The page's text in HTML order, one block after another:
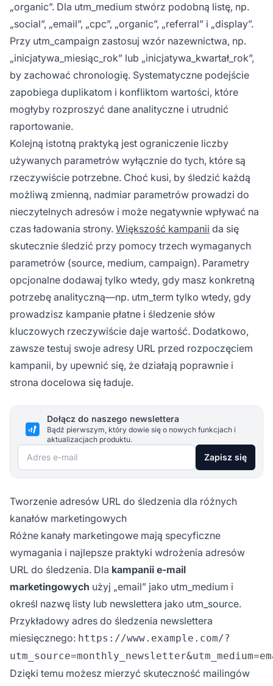
„organic”. Dla utm_medium stwórz podobną listę, np.
„social”, „email”, „cpc”, „organic”, „referral” i „display”.
Przy utm_campaign zastosuj wzór nazewnictwa, np.
„inicjatywa_miesiąc_rok” lub „inicjatywa_kwartał_rok”,
by zachować chronologię. Systematyczne podejście
zapobiega duplikatom i konfliktom wartości, które
mogłyby rozproszyć dane analityczne i utrudnić
raportowanie.
Kolejną istotną praktyką jest ograniczenie liczby
używanych parametrów wyłącznie do tych, które są
rzeczywiście potrzebne. Choć kusi, by śledzić każdą
możliwą zmienną, nadmiar parametrów prowadzi do
nieczytelnych adresów i może negatywnie wpływać na
czas ładowania strony. Większość kampanii da się
skutecznie śledzić przy pomocy trzech wymaganych
parametrów (source, medium, campaign). Parametry
opcjonalne dodawaj tylko wtedy, gdy masz konkretną
potrzebę analityczną—np. utm_term tylko wtedy, gdy
prowadzisz kampanie płatne i śledzenie słów
kluczowych rzeczywiście daje wartość. Dodatkowo,
zawsze testuj swoje adresy URL przed rozpoczęciem
kampanii, by upewnić się, że działają poprawnie i
strona docelowa się ładuje.
Dołącz do naszego newslettera
Bądź pierwszym, który dowie się o nowych funkcjach i
aktualizacjach produktu.
Adres e-mail Zapisz się
Tworzenie adresów URL do śledzenia dla różnych
kanałów marketingowych
Różne kanały marketingowe mają specyficzne
wymagania i najlepsze praktyki wdrożenia adresów
URL do śledzenia. Dla kampanii e-mail
marketingowych użyj „email” jako utm_medium i
określ nazwę listy lub newslettera jako utm_source.
Przykładowy adres do śledzenia newslettera
miesięcznego: https://www.example.com/?
Dzięki temu możesz mierzyć skuteczność mailingów